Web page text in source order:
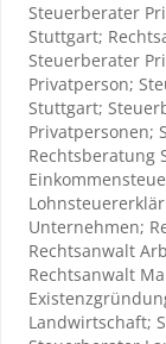
Steuerberater
Stuttgart;
Steuerberater
Privatperson;
Stuttgart;
Privatpersonen;
Rechtsberatung
Unternehmen;
Rechtsanwalt
Rechtsanwalt
Landwirtschaft;